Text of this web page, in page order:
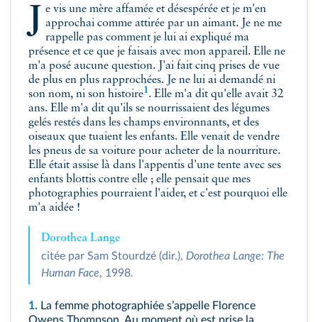
Je vis une mère affamée et désespérée et je m'en
approchai comme attirée par un aimant. Je ne me
rappelle pas comment je lui ai expliqué ma
présence et ce que je faisais avec mon appareil. Elle ne
m'a posé aucune question. J'ai fait cinq prises de vue
de plus en plus rapprochées. Je ne lui ai demandé ni
son nom, ni son histoire1 . Elle m'a dit qu'elle avait 32
ans. Elle m'a dit qu'ils se nourrissaient des légumes
gelés restés dans les champs environnants, et des
oiseaux que tuaient les enfants. Elle venait de vendre
les pneus de sa voiture pour acheter de la nourriture.
Elle était assise là dans l'appentis d'une tente avec ses
enfants blottis contre elle ; elle pensait que mes
photographies pourraient l'aider, et c'est pourquoi elle
m'a aidée !
Dorothea Lange
citée par Sam Stourdzé (dir.), Dorothea Lange: The
Human Face, 1998.
1. La femme photographiée sʼappelle Florence
Owens Thompson. Au moment où est prise la